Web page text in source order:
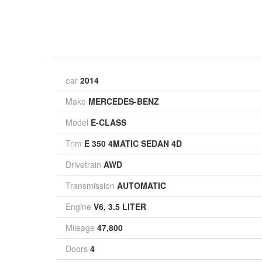
ear 2014
Make MERCEDES-BENZ
Model E-CLASS
Trim E 350 4MATIC SEDAN 4D
Drivetrain AWD
Transmission AUTOMATIC
Engine V6, 3.5 LITER
Mileage 47,800
Doors 4